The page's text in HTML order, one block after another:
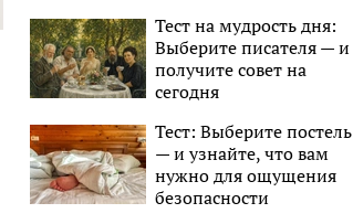
Тест на мудрость дня:
Выберите писателя — и
получите совет на
сегодня
Тест: Выберите постель
— и узнайте, что вам
нужно для ощущения
безопасности